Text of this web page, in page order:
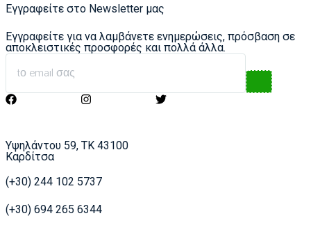
Εγγραφείτε στο Newsletter μας
Εγγραφείτε για να λαμβάνετε ενημερώσεις, πρόσβαση σε
αποκλειστικές προσφορές και πολλά άλλα.
Υψηλάντου 59, ΤΚ 43100
Καρδίτσα
(+30) 244 102 5737
(+30) 694 265 6344